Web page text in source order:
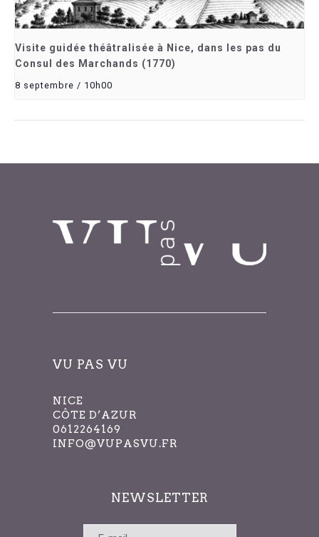
Visite guidée théâtralisée à Nice, dans les pas du
Consul des Marchands (1770)
8 septembre / 10h00
VU PAS VU
NICE
CÔTE D’AZUR
0612264169
INFO@VUPASVU.FR
NEWSLETTER